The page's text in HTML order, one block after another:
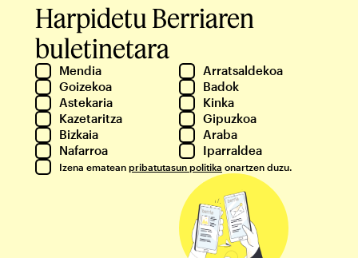
Harpidetu Berriaren
buletinetara
Mendia
Arratsaldekoa
Goizekoa
Badok
Astekaria
Kinka
Kazetaritza
Gipuzkoa
Bizkaia
Araba
Nafarroa
Iparraldea
Izena ematean pribatutasun politika onartzen duzu.